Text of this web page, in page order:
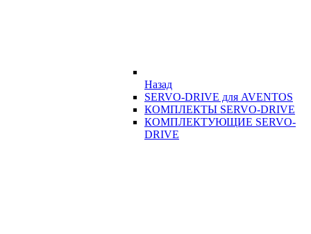
Назад
SERVO-DRIVE для AVENTOS
КОМПЛЕКТЫ SERVO-DRIVE
КОМПЛЕКТУЮЩИЕ SERVO-
DRIVE